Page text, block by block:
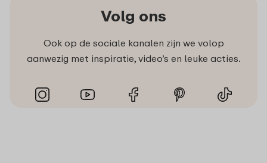
Volg ons
Ook op de sociale kanalen zijn we volop
aanwezig met inspiratie, video’s en leuke acties.